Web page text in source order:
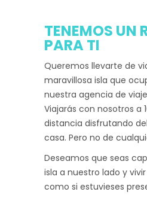
TENEMOS UN
PARA TI
Queremos llevarte de
maravillosa isla que
nuestra agencia de
Viajarás con nosotros a
distancia disfrutando
casa. Pero no de
Deseamos que seas
isla a nuestro lado y
como si estuvieses